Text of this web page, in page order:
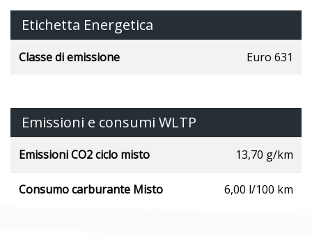
Etichetta Energetica
Classe di emissione Euro 631
Emissioni e consumi WLTP
Emissioni CO2 ciclo misto 13,70 g/km
Consumo carburante Misto 6,00 l/100 km